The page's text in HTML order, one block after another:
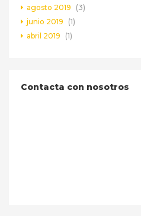
agosto 2019
(3)
junio 2019
(1)
abril 2019
(1)
Contacta con nosotros